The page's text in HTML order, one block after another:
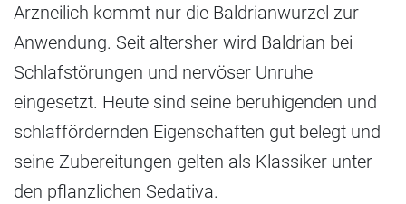
Arzneilich kommt nur die Baldrianwurzel zur
Anwendung. Seit altersher wird Baldrian bei
Schlafstörungen und nervöser Unruhe
eingesetzt. Heute sind seine beruhigenden und
schlaffördernden Eigenschaften gut belegt und
seine Zubereitungen gelten als Klassiker unter
den pflanzlichen Sedativa.